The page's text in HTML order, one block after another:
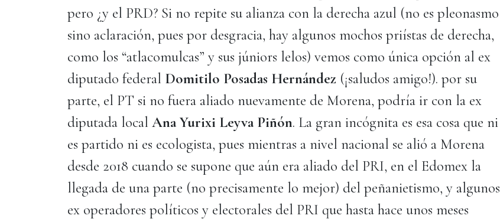
pero ¿y el PRD? Si no repite su alianza con la derecha azul (no es pleonasmo
sino aclaración, pues por desgracia, hay algunos mochos priístas de derecha,
como los “atlacomulcas” y sus júniors lelos) vemos como única opción al ex
diputado federal Domitilo Posadas Hernández (¡saludos amigo!). por su
parte, el PT si no fuera aliado nuevamente de Morena, podría ir con la ex
diputada local Ana Yurixi Leyva Piñón. La gran incógnita es esa cosa que ni
es partido ni es ecologista, pues mientras a nivel nacional se alió a Morena
desde 2018 cuando se supone que aún era aliado del PRI, en el Edomex la
llegada de una parte (no precisamente lo mejor) del peñanietismo, y algunos
ex operadores políticos y electorales del PRI que hasta hace unos meses